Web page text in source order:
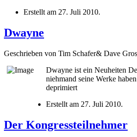
Erstellt am 27. Juli 2010.
Dwayne
Geschrieben von Tim Schafer& Dave
Dwayne ist ein Neuheiten
niehmand seine Werke
deprimiert
Erstellt am 27. Juli 2010.
Der Kongressteilnehmer